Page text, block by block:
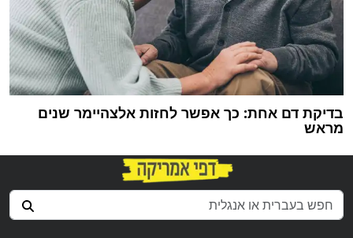
בדיקת דם אחת: כך אפשר לחזות אלצהיימר שנים
מראש